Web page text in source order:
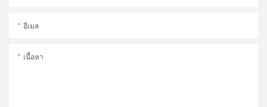
อีเมล
เนื้อหา